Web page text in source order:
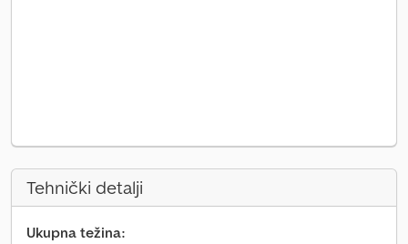
Tehnički detalji
Ukupna težina: